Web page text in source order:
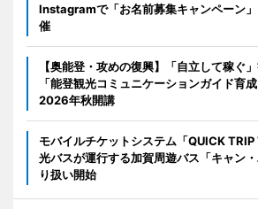
Instagramで「お名前募集キャンペーン
催
【奥能登・攻めの復興】「自立して稼ぐ
「能登観光コミュニケーションガイド育
2026年秋開講
モバイルチケットシステム「QUICK
光バスが運行する加賀周遊バス「キャン
り扱い開始